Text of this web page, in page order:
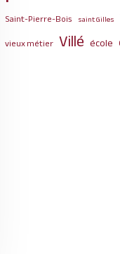
Saint-Pierre-Bois saint Gilles
vieux métier Villé école